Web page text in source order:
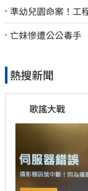
準幼兒園命案！工
到…下土石活埋他
亡妹慘遭公公毒
熱搜新聞
歌謠大戰